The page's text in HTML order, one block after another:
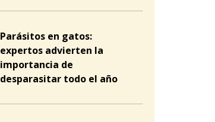
Parásitos en gatos:
expertos advierten la
importancia de
desparasitar todo el año